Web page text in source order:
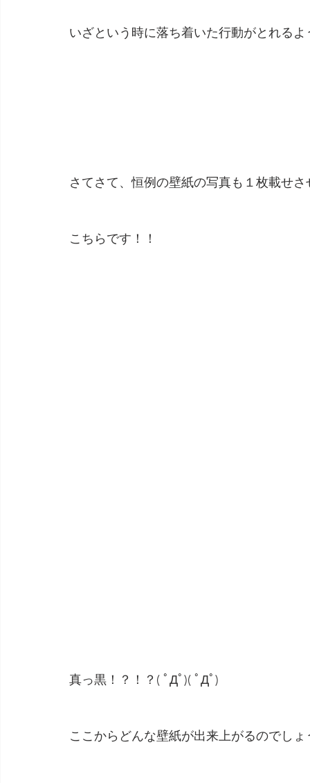
いざという時に落ち着いた行動がとれる
さてさて、恒例の壁紙の写真も１枚載せ
こちらです！！
真っ黒！？！？( ﾟДﾟ)( ﾟДﾟ)
ここからどんな壁紙が出来上がるのでし